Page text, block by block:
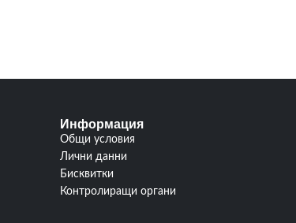
Информация
Общи условия
Лични данни
Бисквитки
Контролиращи органи